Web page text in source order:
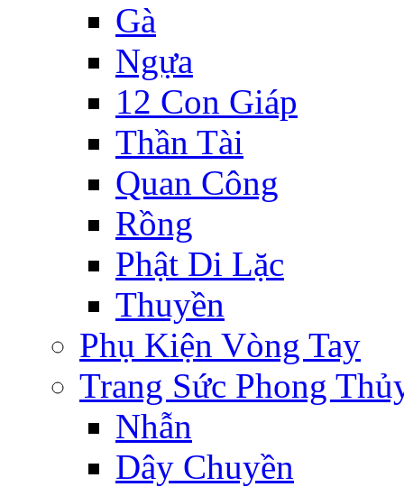
Gà
Ngựa
12 Con Giáp
Thần Tài
Quan Công
Rồng
Phật Di Lặc
Thuyền
Phụ Kiện Vòng Tay
Trang Sức Phong
Nhẫn
Dây Chuyền